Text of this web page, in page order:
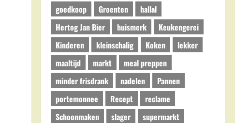
goedkoop
Groenten
hallal
Hertog Jan Bier
huismerk
Keukengerei
Kinderen
kleinschalig Koken
lekker
maaltijd
markt
meal preppen
minder frisdrank
nadelen
Pannen
portemonnee
Recept
reclame
Schoonmaken
slager
supermarkt